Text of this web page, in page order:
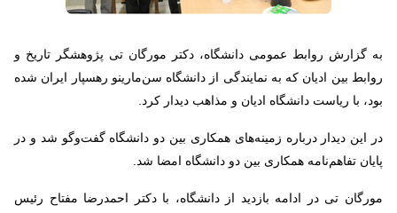
به گزارش روابط عمومی دانشگاه، دکتر مورگان تی پژوهشگر تاریخ و
روابط بین ادیان که به نمایندگی از دانشگاه سن‌مارینو رهسپار ایران شده
بود،‌ با ریاست دانشگاه ادیان و مذاهب دیدار کرد.
در این دیدار درباره زمینه‌های همکاری بین دو دانشگاه گفت‌وگو شد و در
پایان تفاهم‌نامه همکاری بین دو دانشگاه امضا شد.
مورگان تی در ادامه بازدید از دانشگاه، با دکتر احمدرضا مفتاح رئیس